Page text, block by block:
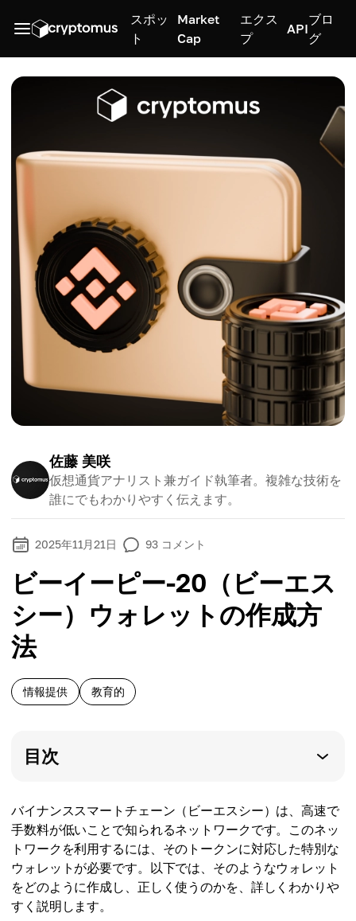
スポッ
ト
Market
Cap
エクス
プ
API
ブロ
グ
佐藤 美咲
仮想通貨アナリスト兼ガイド執筆者。複雑な技術を
誰にでもわかりやすく伝えます。
2025年11月21日 93 コメント
ビーイーピー-20（ビーエス
シー）ウォレットの作成方
法
情報提供 教育的
目次
バイナンススマートチェーン（ビーエスシー）は、高速で
手数料が低いことで知られるネットワークです。このネッ
トワークを利用するには、そのトークンに対応した特別な
ウォレットが必要です。以下では、そのようなウォレット
をどのように作成し、正しく使うのかを、詳しくわかりや
すく説明します。